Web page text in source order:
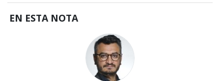
EN ESTA NOTA